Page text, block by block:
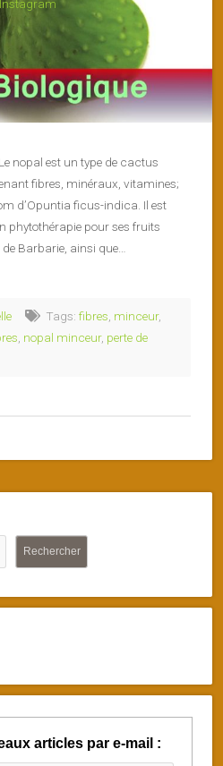
nopal est un type de cactus
fibres, minéraux, vitamines;
d’Opuntia ficus-indica. Il est
phytothérapie pour ses fruits
Barbarie, ainsi que…
Tags: fibres minceur,
nopal minceur, perte de
Rechercher
articles par e-mail :